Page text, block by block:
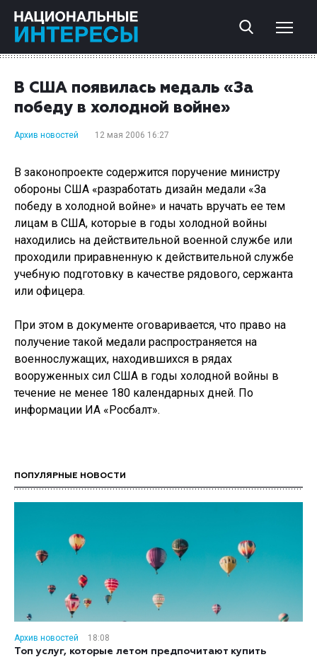
В США появилась медаль «За
победу в холодной войне»
Архив новостей 12 мая 2006 16:27
В законопроекте содержится поручение министру
обороны США «разработать дизайн медали «За
победу в холодной войне» и начать вручать ее тем
лицам в США, которые в годы холодной войны
находились на действительной военной службе или
проходили приравненную к действительной службе
учебную подготовку в качестве рядового, сержанта
или офицера.
При этом в документе оговаривается, что право на
получение такой медали распространяется на
военнослужащих, находившихся в рядах
вооруженных сил США в годы холодной войны в
течение не менее 180 календарных дней. По
информации ИА «Росбалт».
ПОПУЛЯРНЫЕ НОВОСТИ
Архив новостей
18:08
Топ услуг, которые летом предпочитают купить